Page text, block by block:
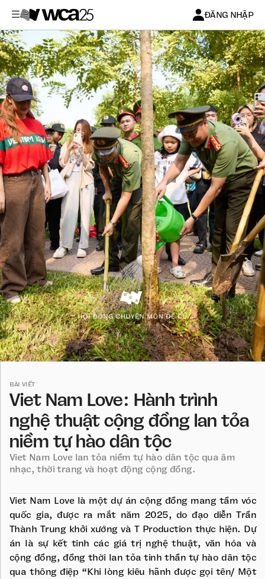
ĐĂNG NHẬP
BÀI VIẾT
Viet Nam Love: Hành trình
nghệ thuật cộng đồng lan tỏa
niềm tự hào dân tộc
Viet Nam Love lan tỏa niềm tự hào dân tộc qua âm
nhạc, thời trang và hoạt động cộng đồng.
Viet Nam Love là một dự án cộng đồng mang tầm vóc
quốc gia, được ra mắt năm 2025, do đạo diễn Trần
Thành Trung khởi xướng và T Production thực hiện. Dự
án là sự kết tinh các giá trị nghệ thuật, văn hóa và
cộng đồng, đồng thời lan tỏa tinh thần tự hào dân tộc
qua thông điệp “Khi lòng kiêu hãnh được gọi tên/ Một